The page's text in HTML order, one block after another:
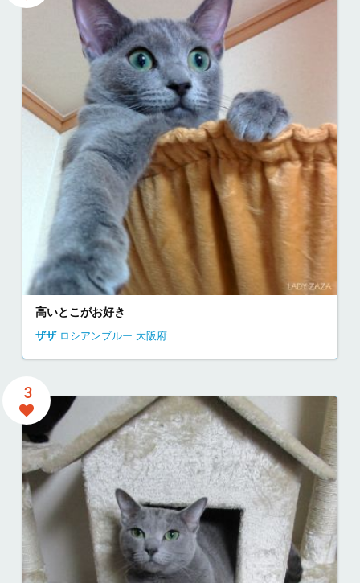
高いとこがお好き
ザザ ロシアンブルー 大阪府
3